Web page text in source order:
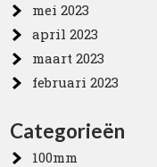
mei 2023
april 2023
maart 2023
februari 2023
Categorieën
100mm